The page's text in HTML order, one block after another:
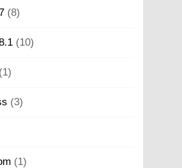
(8)
(10)
(1)
(3)
(1)